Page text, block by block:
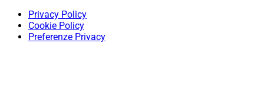
Privacy Policy
Cookie Policy
Preferenze Privacy